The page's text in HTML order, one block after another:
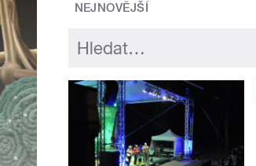
NEJNOVĚJŠÍ